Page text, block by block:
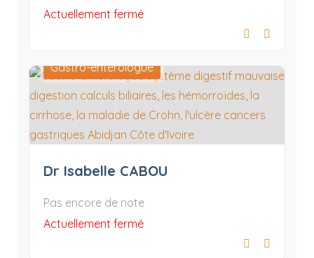
Actuellement fermé
Gastro-entérologue
Dr Isabelle CABOU
Pas encore de note
Actuellement fermé